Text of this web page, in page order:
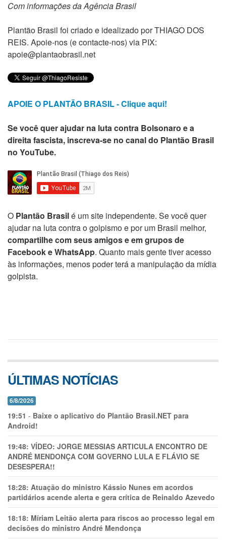
Com informações da Agência Brasil
Plantão Brasil foi criado e idealizado por THIAGO DOS
REIS. Apoie-nos (e contacte-nos) via PIX:
apoie@plantaobrasil.net
APOIE O PLANTÃO BRASIL - Clique aqui!
Se você quer ajudar na luta contra Bolsonaro e a
direita fascista, inscreva-se no canal do Plantão Brasil
no YouTube.
O Plantão Brasilé um site independente. Se você quer
ajudar na luta contra o golpismo e por um Brasil melhor,
compartilhe com seus amigos e em grupos de
Facebook e WhatsApp. Quanto mais gente tiver acesso
às informações, menos poder terá a manipulação da mídia
golpista.
ÚLTIMAS NOTÍCIAS
6/8/2026
19:51 - Baixe o aplicativo do Plantão Brasil.NET para
Android!
19:48: VÍDEO: JORGE MESSIAS ARTICULA ENCONTRO DE
ANDRÉ MENDONÇA COM GOVERNO LULA E FLÁVIO SE
DESESPERA!!
18:28: Atuação do ministro Kássio Nunes em acordos
partidários acende alerta e gera crítica de Reinaldo Azevedo
18:18: Míriam Leitão alerta para riscos ao processo legal em
decisões do ministro André Mendonça